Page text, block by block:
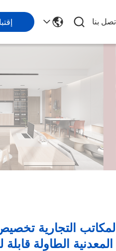
اتصل بنا
التجارية
المعدنية الطاولة